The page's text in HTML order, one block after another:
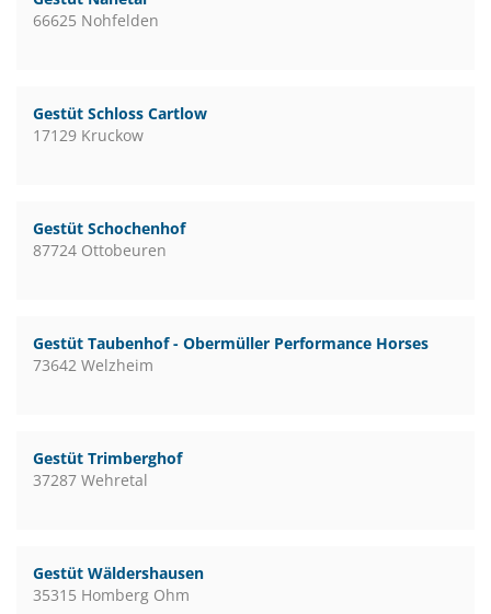
66625 Nohfelden
Gestüt Schloss Cartlow
17129 Kruckow
Gestüt Schochenhof
87724 Ottobeuren
Gestüt Taubenhof - Obermüller Performance Horses
73642 Welzheim
Gestüt Trimberghof
37287 Wehretal
Gestüt Wäldershausen
35315 Homberg Ohm